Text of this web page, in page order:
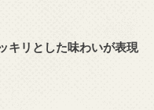
キリとした味わいが表現